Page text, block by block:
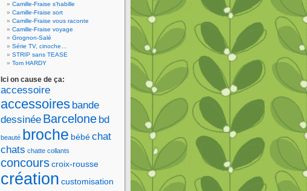
Camille-Fraise s'habille
Camille-Fraise sort
Camille-Fraise vous raconte
Camille-Fraise voyage
Grognon-Salé
Série TV, cinoche…
STRIP sans TEASE
Tom HARDY
Ici on cause de ça:
accessoire
accessoires bande
dessinée Barcelone bd
beauté broche bébéchat
chats chatte collants
concourscroix-rousse
création customisation